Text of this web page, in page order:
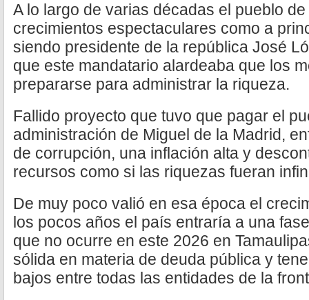
A lo largo de varias décadas el pueblo
crecimientos espectaculares como a
siendo presidente de la república José
que este mandatario alardeaba que los
prepararse para administrar la riqueza.
Fallido proyecto que tuvo que pagar el
administración de Miguel de la Madrid,
de corrupción, una inflación alta y
recursos como si las riquezas fueran
De muy poco valió en esa época el
los pocos años el país entraría a una
que no ocurre en este 2026 en
sólida en materia de deuda pública y
bajos entre todas las entidades de la